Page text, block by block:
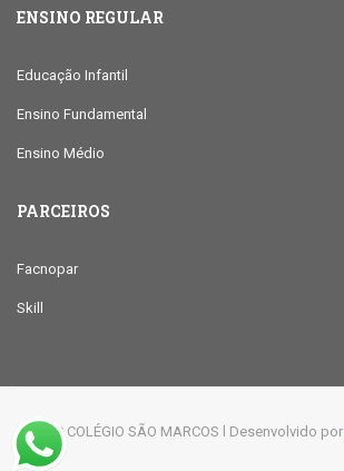
ENSINO REGULAR
Educação Infantil
Ensino Fundamental
Ensino Médio
PARCEIROS
Facnopar
Skill
© 2019 COLÉGIO SÃO MARCOS l Desenvolvido por